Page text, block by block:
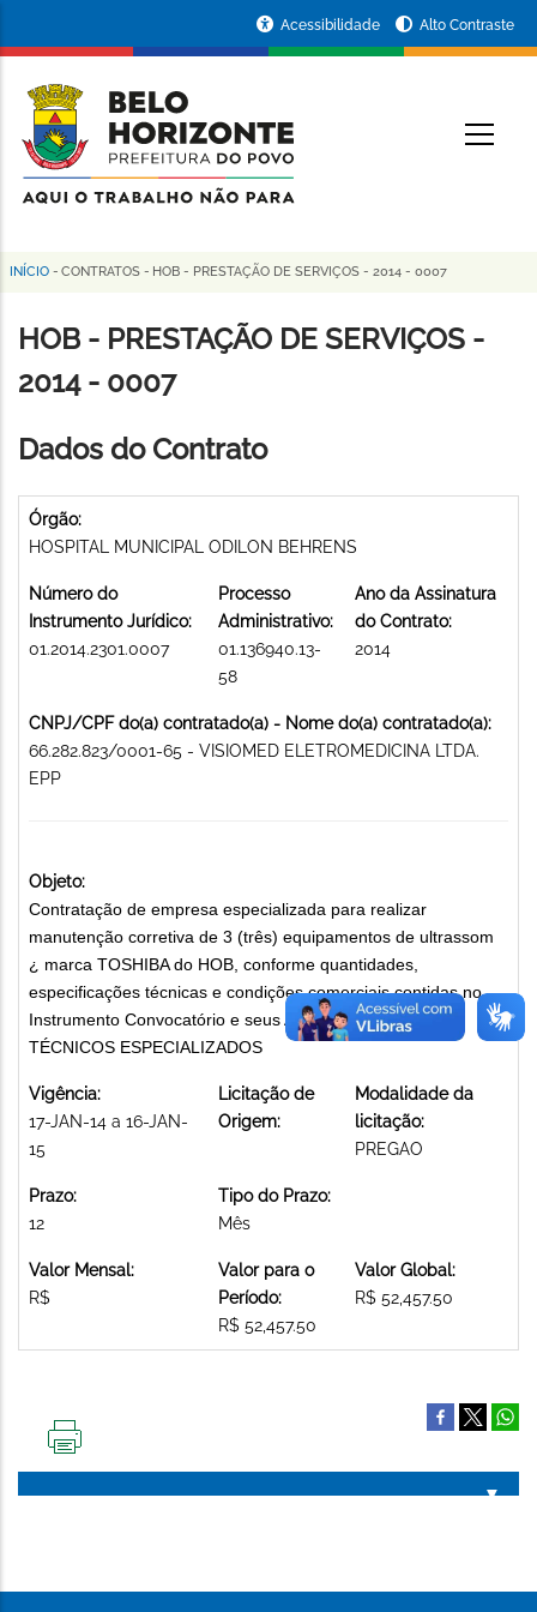
conteúdo
principal
da
Prefeitura
de
Horizonte
Acessibilidade Alto Contraste
Trilha
de
navegação
INÍCIO - CONTRATOS - HOB - PRESTAÇÃO DE SERVIÇOS - 2014 - 0007
HOB - PRESTAÇÃO DE SERVIÇOS -
2014 - 0007
Dados do Contrato
Órgão:
HOSPITAL MUNICIPAL ODILON BEHRENS
Número do
Instrumento Jurídico:
01.2014.2301.0007
Processo
Administrativo:
01.136940.13-
58
Ano da Assinatura
do Contrato:
2014
CNPJ/CPF do(a) contratado(a) - Nome do(a) contratado(a):
66.282.823/0001-65 - VISIOMED ELETROMEDICINA LTDA.
EPP
Objeto:
Contratação de empresa especializada para realizar
manutenção corretiva de 3 (três) equipamentos de ultrassom
¿ marca TOSHIBA do HOB, conforme quantidades,
especificações técnicas e condições comerciais contidas no
Instrumento Convocatório e seus Anexos. SERVIÇOS
TÉCNICOS ESPECIALIZADOS
Vigência:
17-JAN-14 a 16-JAN-
15
Licitação de
Origem:
Modalidade da
licitação:
PREGAO
Prazo:
12
Tipo do Prazo:
Mês
Valor Mensal:
R$
Valor para o
Período:
R$ 52,457.50
Valor Global:
R$ 52,457.50
PÁGINA